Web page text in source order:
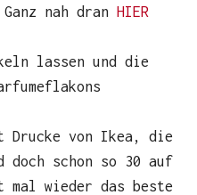
nah dran HIER
lassen und die
von Ikea, die
doch schon so 30 auf
wieder das beste